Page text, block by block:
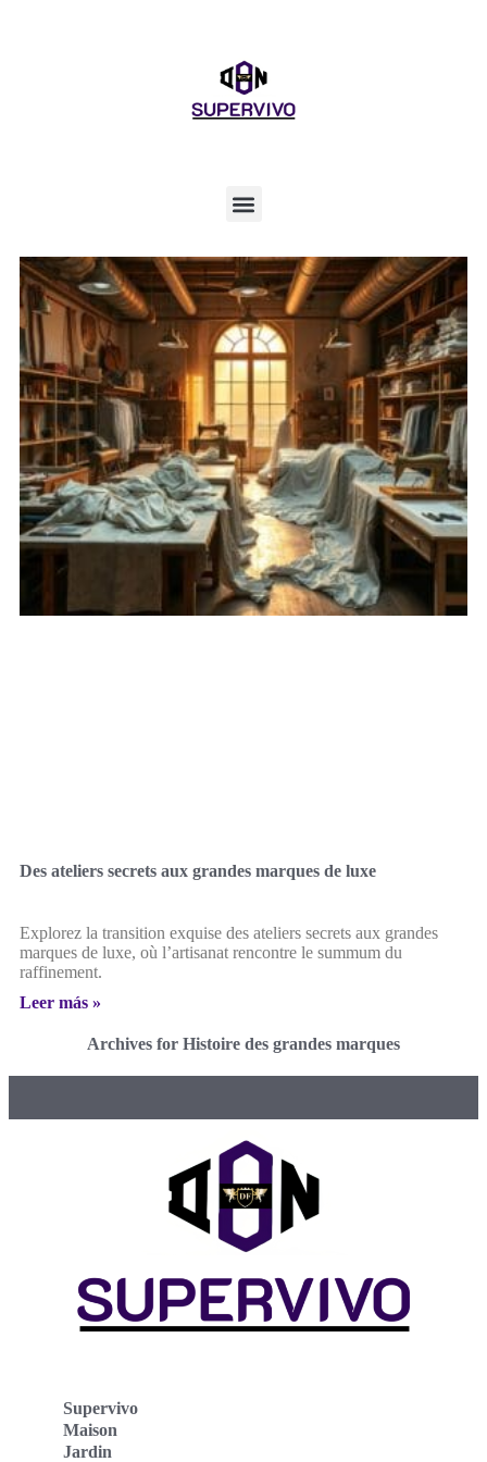
Des ateliers secrets aux grandes marques de luxe
Explorez la transition exquise des ateliers secrets aux grandes
marques de luxe, où l’artisanat rencontre le summum du
raffinement.
Leer más »
Archives for Histoire des grandes marques
Supervivo
Maison
Jardin